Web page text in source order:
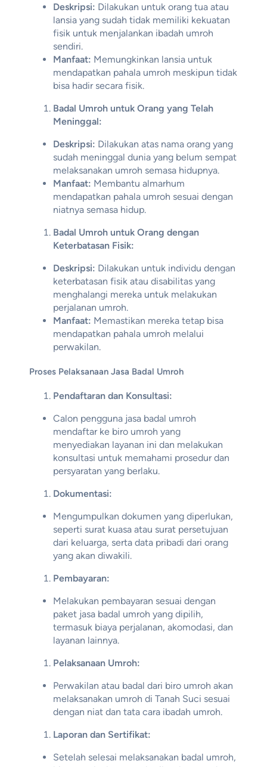
Deskripsi: Dilakukan untuk orang tua atau
lansia yang sudah tidak memiliki kekuatan
fisik untuk menjalankan ibadah umroh
sendiri.
Manfaat: Memungkinkan lansia untuk
mendapatkan pahala umroh meskipun tidak
bisa hadir secara fisik.
Badal Umroh untuk Orang yang Telah
Meninggal:
Deskripsi: Dilakukan atas nama orang yang
sudah meninggal dunia yang belum sempat
melaksanakan umroh semasa hidupnya.
Manfaat: Membantu almarhum
mendapatkan pahala umroh sesuai dengan
niatnya semasa hidup.
Badal Umroh untuk Orang dengan
Keterbatasan Fisik:
Deskripsi: Dilakukan untuk individu dengan
keterbatasan fisik atau disabilitas yang
menghalangi mereka untuk melakukan
perjalanan umroh.
Manfaat: Memastikan mereka tetap bisa
mendapatkan pahala umroh melalui
perwakilan.
Proses Pelaksanaan Jasa Badal Umroh
Pendaftaran dan Konsultasi:
Calon pengguna jasa badal umroh
mendaftar ke biro umroh yang
menyediakan layanan ini dan melakukan
konsultasi untuk memahami prosedur dan
persyaratan yang berlaku.
Dokumentasi:
Mengumpulkan dokumen yang diperlukan,
seperti surat kuasa atau surat persetujuan
dari keluarga, serta data pribadi dari orang
yang akan diwakili.
Pembayaran:
Melakukan pembayaran sesuai dengan
paket jasa badal umroh yang dipilih,
termasuk biaya perjalanan, akomodasi, dan
layanan lainnya.
Pelaksanaan Umroh:
Perwakilan atau badal dari biro umroh akan
melaksanakan umroh di Tanah Suci sesuai
dengan niat dan tata cara ibadah umroh.
Laporan dan Sertifikat:
Setelah selesai melaksanakan badal umroh,